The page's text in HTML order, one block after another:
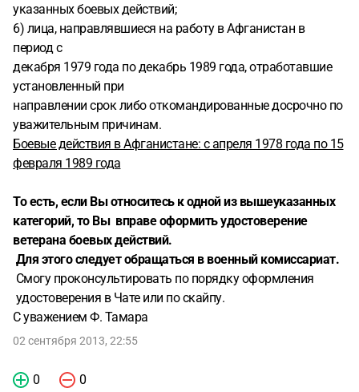
указанных боевых действий;
6) лица, направлявшиеся на работу в Афганистан в
период с
декабря 1979 года по декабрь 1989 года, отработавшие
установленный при
направлении срок либо откомандированные досрочно по
уважительным причинам.
Боевые действия в Афганистане: с апреля 1978 года по 15
февраля 1989 года
То есть, если Вы относитесь к одной из вышеуказанных
категорий, то Вы вправе оформить удостоверение
ветерана боевых действий.
Для этого следует обращаться в военный комиссариат.
Смогу проконсультировать по порядку оформления
удостоверения в Чате или по скайпу.
С уважением Ф. Тамара
02 сентября 2013, 22:55
0 0